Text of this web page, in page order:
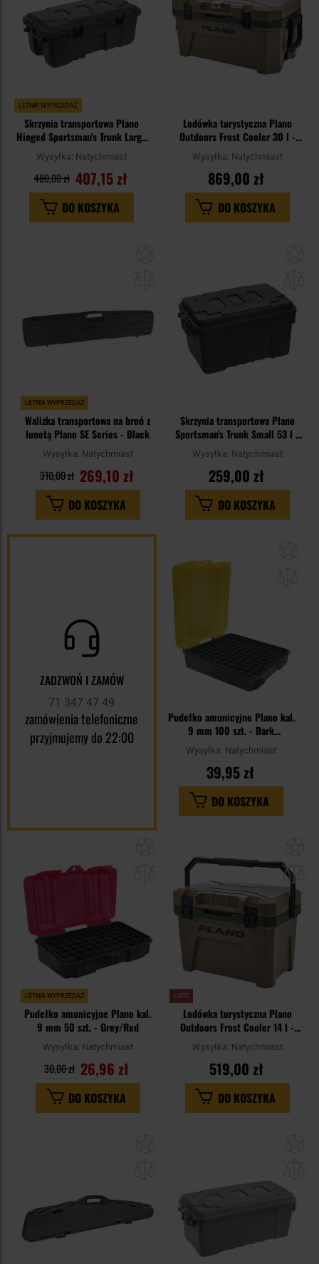
LETNIA WYPRZEDAŻ
Skrzynia transportowa Plano
Hinged Sportsman's Trunk Large
102 l - OD Green
Wysyłka: Natychmiast
407,15 zł
480,00 zł
DO KOSZYKA
Lodówka turystyczna Plano
Outdoors Frost Cooler 30 l -
Inland Green
Wysyłka: Natychmiast
869,00 zł
DO KOSZYKA
LETNIA WYPRZEDAŻ
Walizka transportowa na broń z
lunetą Plano SE Series - Black
Wysyłka: Natychmiast
269,10 zł
310,00 zł
DO KOSZYKA
Skrzynia transportowa Plano
Sportsman's Trunk Small 53 l -
OD Green
Wysyłka: Natychmiast
259,00 zł
DO KOSZYKA
ZADZWOŃ I ZAMÓW
71 347 47 49
zamówienia telefoniczne
przyjmujemy do 22:00
Pudełko amunicyjne Plano kal.
9 mm 100 szt. - Dark
Grey/Transparent Amber
Wysyłka: Natychmiast
39,95 zł
DO KOSZYKA
schowka
LETNIA WYPRZEDAŻ
Pudełko amunicyjne Plano kal.
9 mm 50 szt. - Grey/Red
Wysyłka: Natychmiast
26,96 zł
30,00 zł
DO KOSZYKA
LATO
Lodówka turystyczna Plano
Outdoors Frost Cooler 14 l -
Inland Green
Wysyłka: Natychmiast
519,00 zł
DO KOSZYKA